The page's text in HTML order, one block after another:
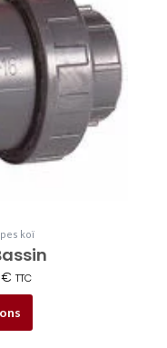
koï
€ TTC
options
peuvent
être
choisies
sur
la
page